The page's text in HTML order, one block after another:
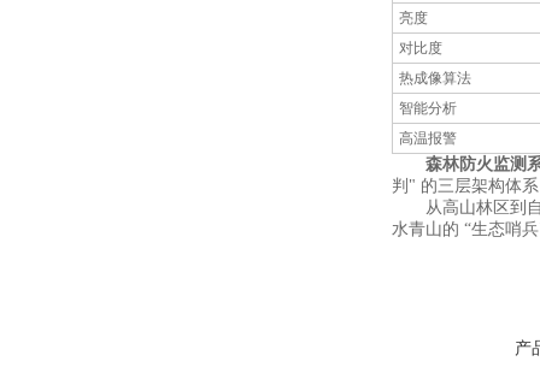
亮度
对比度
热成像算法
智能分析
高温报警
森林防火监测
判" 的三层架构体
从高山林区到自
水青山的 “生态哨
产